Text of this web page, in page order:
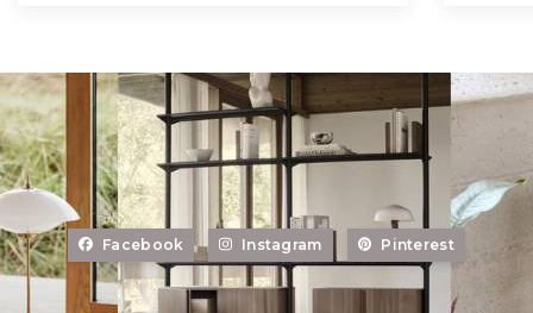
Facebook Instagram Pinterest